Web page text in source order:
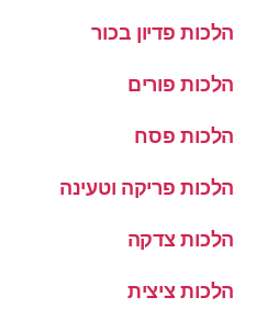
הלכות פדיון בכור
הלכות פורים
הלכות פסח
הלכות פריקה וטעינה
הלכות צדקה
הלכות ציצית